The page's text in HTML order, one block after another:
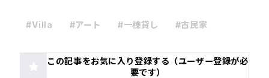
#Villa #アート #一棟貸し #古民家
この記事をお気に入り登録する（ユーザー登録が必
要です）